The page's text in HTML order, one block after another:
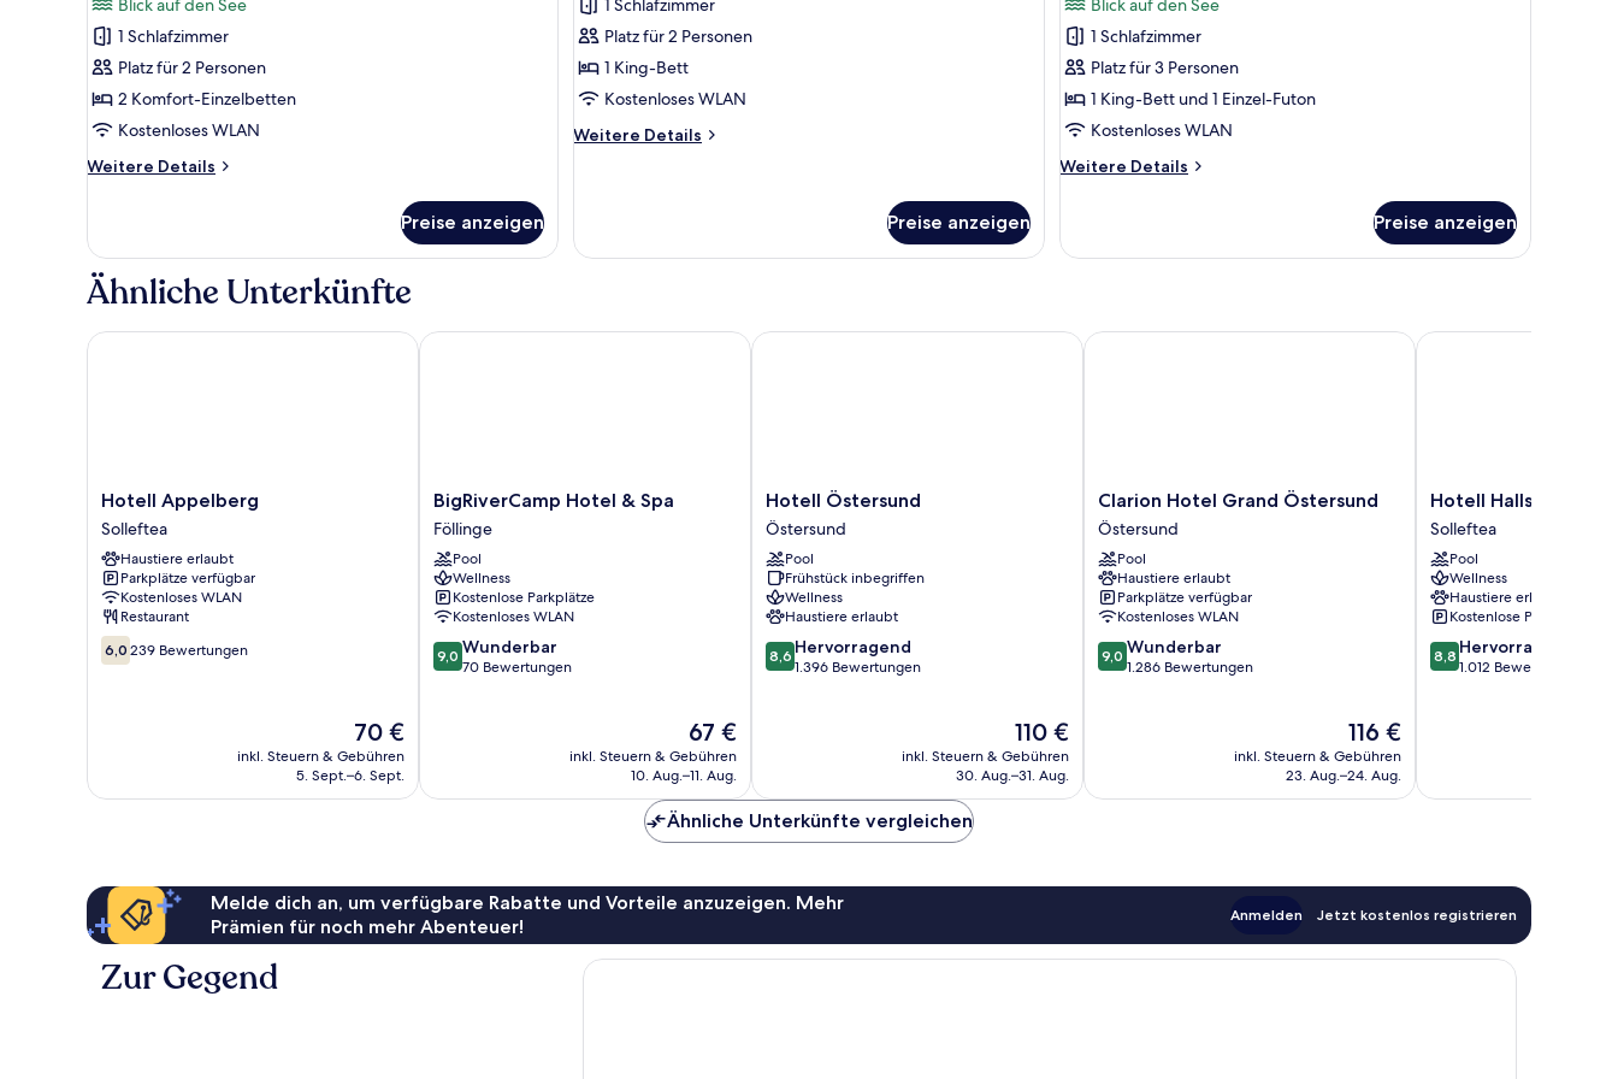
Mehrere
Betten,
Seeblick
anzeigen
Blick auf den See
1 Schlafzimmer
Platz für 2 Personen
2 Komfort-Einzelbetten
Kostenloses WLAN
Weitere Details
Weitere
Mehrere
Betten,
Seeblick
Preise anzeigen
anzeigen
1 Schlafzimmer
Platz für 2 Personen
1 King-Bett
Kostenloses WLAN
Weitere Details
Weitere
Preise anzeigen
anzeigen
Blick auf den See
1 Schlafzimmer
Platz für 3 Personen
1 King-Bett und 1 Einzel-Futon
Kostenloses WLAN
Weitere Details
Weitere
Preise anzeigen
Ähnliche Unterkünfte
Hotell
Appelberg
Solleftea
Hotell Appelberg
Solleftea
Haustiere erlaubt
Parkplätze verfügbar
Kostenloses WLAN
Restaurant
6.0
von
6,0 239 Bewertungen
Der
Preis
beträgt
70 €
inkl. Steuern & Gebühren
5. Sept.–6. Sept.
Hotell Appelberg
BigRiverCamp
Hotel
&
Spa
Föllinge
BigRiverCamp Hotel & Spa
Föllinge
Pool
Wellness
Kostenlose Parkplätze
Kostenloses WLAN
9.0
von
9,0 Wunderbar
70 Bewertungen
Der
Preis
beträgt
67 €
inkl. Steuern & Gebühren
10. Aug.–11. Aug.
BigRiverCamp Hotel & Spa
Hotell
Östersund
Östersund
Hotell Östersund
Östersund
Pool
Frühstück inbegriffen
Wellness
Haustiere erlaubt
8.6
von
8,6 Hervorragend
1.396 Bewertungen
Der
Preis
beträgt
110 €
inkl. Steuern & Gebühren
30. Aug.–31. Aug.
Hotell Östersund
Clarion
Hotel
Grand
Östersund
Östersund
Clarion Hotel Grand Östersund
Östersund
Pool
Haustiere erlaubt
Parkplätze verfügbar
Kostenloses WLAN
9.0
von
9,0 Wunderbar
1.286 Bewertungen
Der
Preis
beträgt
116 €
inkl. Steuern & Gebühren
23. Aug.–24. Aug.
Clarion Hotel Grand Östersund
Hotell
Hallstaberget
Solleftea
Hotell Hallstaberget
Solleftea
Pool
Wellness
Haustiere erlaubt
Kostenlose Parkplätze
8.8
von
8,8 Hervorragend
1.012 Bewertungen
Hotell Hallstaberget
Ähnliche Unterkünfte vergleichen
Melde dich an, um verfügbare Rabatte und Vorteile anzuzeigen. Mehr
Prämien für noch mehr Abenteuer!
Anmelden Jetzt kostenlos registrieren
Zur Gegend